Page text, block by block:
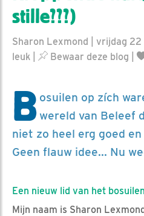
stille???)
Sharon Lexmond | vrijdag 22
leuk
Bewaar deze blog
B osuilen op zích
wereld van Beleef
niet zo heel erg goed en
Geen flauw idee... Nu
Een nieuw lid van het
Mijn naam is Sharon